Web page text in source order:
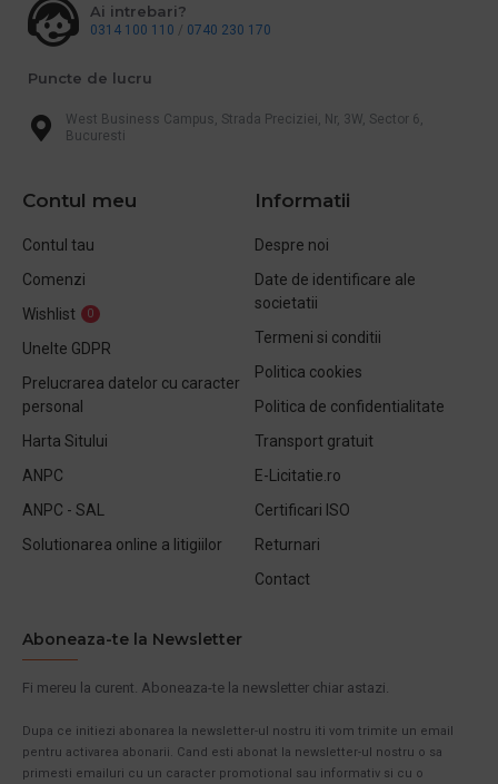
Ai intrebari?
0314 100 110 / 0740 230 170
Puncte de lucru
West Business Campus, Strada Preciziei, Nr, 3W, Sector 6,
Bucuresti
Contul meu
Contul tau
Comenzi
Wishlist
0
Unelte GDPR
Prelucrarea datelor cu caracter
personal
Harta Sitului
ANPC
ANPC - SAL
Solutionarea online a litigiilor
Informatii
Despre noi
Date de identificare ale
societatii
Termeni si conditii
Politica cookies
Politica de confidentialitate
Transport gratuit
E-Licitatie.ro
Certificari ISO
Returnari
Contact
Aboneaza-te la Newsletter
Fi mereu la curent. Aboneaza-te la newsletter chiar astazi.
Dupa ce initiezi abonarea la newsletter-ul nostru iti vom trimite un email
pentru activarea abonarii. Cand esti abonat la newsletter-ul nostru o sa
primesti emailuri cu un caracter promotional sau informativ si cu o